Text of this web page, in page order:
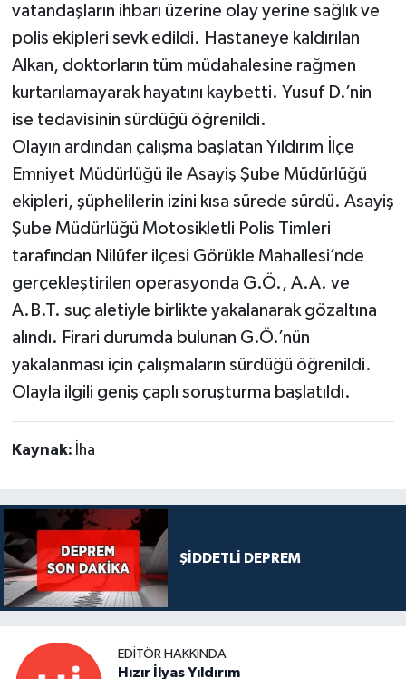
vatandaşların ihbarı üzerine olay yerine sağlık ve
polis ekipleri sevk edildi. Hastaneye kaldırılan
Alkan, doktorların tüm müdahalesine rağmen
kurtarılamayarak hayatını kaybetti. Yusuf D.’nin
ise tedavisinin sürdüğü öğrenildi.
Olayın ardından çalışma başlatan Yıldırım İlçe
Emniyet Müdürlüğü ile Asayiş Şube Müdürlüğü
ekipleri, şüphelilerin izini kısa sürede sürdü. Asayiş
Şube Müdürlüğü Motosikletli Polis Timleri
tarafından Nilüfer ilçesi Görükle Mahallesi’nde
gerçekleştirilen operasyonda G.Ö., A.A. ve
A.B.T. suç aletiyle birlikte yakalanarak gözaltına
alındı. Firari durumda bulunan G.Ö.’nün
yakalanması için çalışmaların sürdüğü öğrenildi.
Olayla ilgili geniş çaplı soruşturma başlatıldı.
Kaynak: İha
ŞİDDETLİ DEPREM
EDITÖR HAKKINDA
Hızır İlyas Yıldırım